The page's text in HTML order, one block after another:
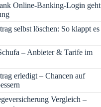
Online-Banking-Login geht
selbst löschen: So klappt es
– Anbieter & Tarife im
erledigt – Chancen auf
Vergleich –